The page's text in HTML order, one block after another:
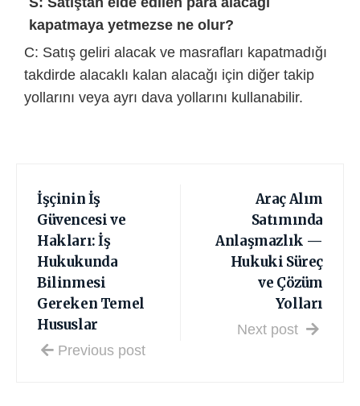
kapatmaya yetmezse ne olur?
C: Satış geliri alacak ve masrafları kapatmadığı
takdirde alacaklı kalan alacağı için diğer takip
yollarını veya ayrı dava yollarını kullanabilir.
İşçinin İş
Güvencesi ve
Hakları: İş
Hukukunda
Bilinmesi
Gereken Temel
Hususlar
Previous post
Araç Alım
Satımında
Anlaşmazlık —
Hukuki Süreç
ve Çözüm
Yolları
Next post